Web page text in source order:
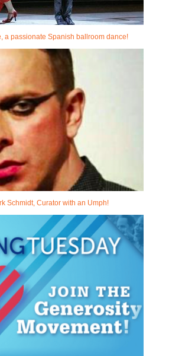
a passionate Spanish ballroom dance!
Schmidt, Curator with an Umph!